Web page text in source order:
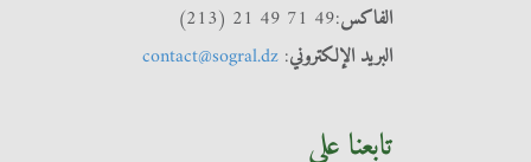
الفاكس:49 71 49 21 (213)
البريد الإلكتروني:
contact@sogral.dz
تابعنا على